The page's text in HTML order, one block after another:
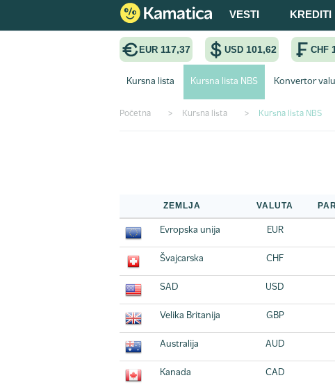
VESTI KREDITI
EUR 117,37 USD 101,62 CHF
Kursna lista Kursna lista NBS Konvertor
Početna > Kursna lista > Kursna lista NBS
ZEMLJA VALUTA
Evropska unija EUR
Švajcarska CHF
SAD USD
Velika Britanija GBP
Australija AUD
Kanada CAD